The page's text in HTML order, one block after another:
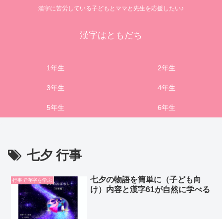
漢字に苦労している子どもとママと先生を応援したい♪
漢字はともだち
1年生 2年生
3年生 4年生
5年生 6年生
七夕 行事
行事で漢字を学ぶ
七夕の物語を簡単に（子ども向
け）内容と漢字61が自然に学べる